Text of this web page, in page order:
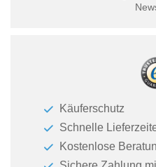
Käuferschutz
Schnelle
Kostenlose